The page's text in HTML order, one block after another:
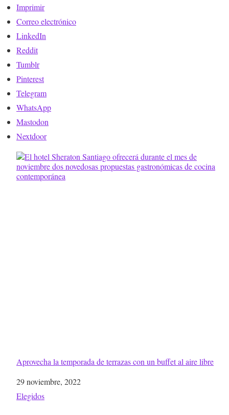
Imprimir
Correo electrónico
LinkedIn
Reddit
Tumblr
Pinterest
Telegram
WhatsApp
Mastodon
Nextdoor
Aprovecha la temporada de terrazas con un buffet al aire libre
Fecha
29 noviembre, 2022
Respecto a
Elegidos